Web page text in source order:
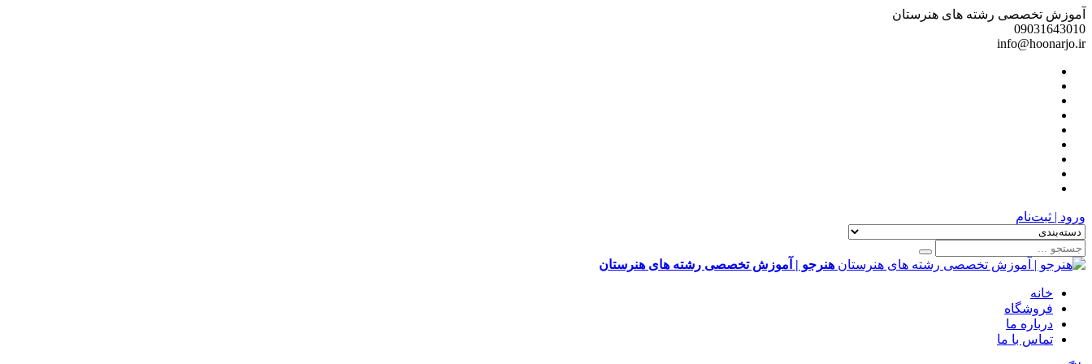
آموزش تخصصی رشته های هنرستان
09031643010
info@hoonarjo.ir
ورود | ثبت‌نام
هنرجو | آموزش تخصصی رشته های هنرستان
خانه
فروشگاه
درباره ما
تماس با ما